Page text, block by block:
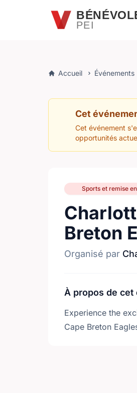
Passer au contenu principal
PEI
Accueil Événements
Cet
Cet événement
opportunités
Sports et remise
Breton
Organisé par
À propos de cet
Experience the
Cape Breton